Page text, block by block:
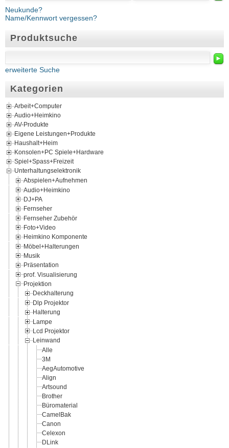
Neukunde?
Name/Kennwort vergessen?
Produktsuche
►
erweiterte Suche
Kategorien
Arbeit+Computer
Audio+Heimkino
AV-Produkte
Eigene Leistungen+Produkte
Haushalt+Heim
Konsolen+PC Spiele+Hardware
Spiel+Spass+Freizeit
Unterhaltungselektronik
Abspielen+Aufnehmen
Audio+Heimkino
DJ+PA
Fernseher
Fernseher Zubehör
Foto+Video
Heimkino Komponente
Möbel+Halterungen
Musik
Präsentation
prof. Visualisierung
Projektion
Deckhalterung
Dlp Projektor
Halterung
Lampe
Lcd Projektor
Leinwand
Alle
3M
AegAutomotive
Align
Artsound
Brother
Büromaterial
CamelBak
Canon
Celexon
DLink